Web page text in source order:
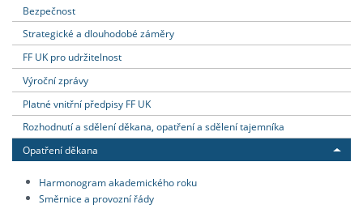
Bezpečnost
Strategické a dlouhodobé záměry
FF UK pro udržitelnost
Výroční zprávy
Platné vnitřní předpisy FF UK
Rozhodnutí a sdělení děkana, opatření a sdělení tajemníka
Opatření děkana
Harmonogram akademického roku
Směrnice a provozní řády